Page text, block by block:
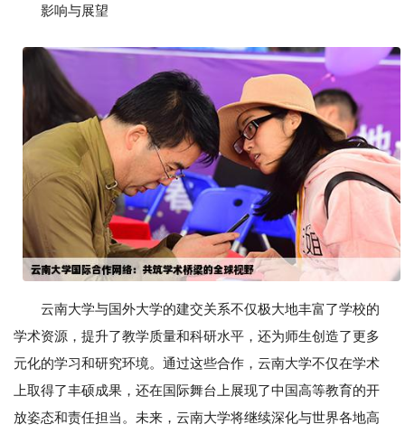
影响与展望
云南大学与国外大学的建交关系不仅极大地丰富了学校的
学术资源，提升了教学质量和科研水平，还为师生创造了更多
元化的学习和研究环境。通过这些合作，云南大学不仅在学术
上取得了丰硕成果，还在国际舞台上展现了中国高等教育的开
放姿态和责任担当。未来，云南大学将继续深化与世界各地高